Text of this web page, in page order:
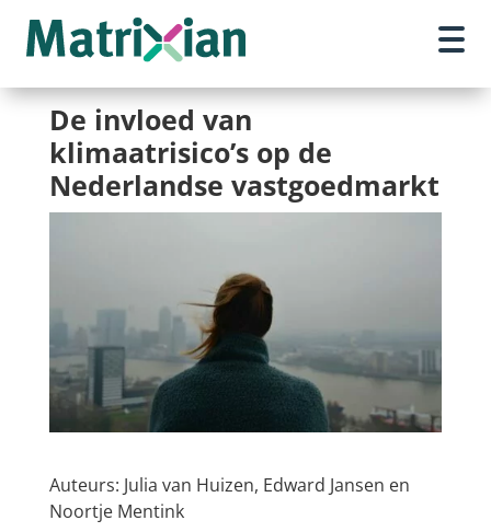
De invloed van
klimaatrisico’s op de
Nederlandse vastgoedmarkt
Auteurs: Julia van Huizen, Edward Jansen en
Noortje Mentink